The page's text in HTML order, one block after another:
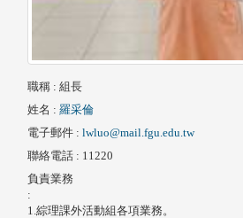
職稱 : 組長
姓名 : 羅采倫
電子郵件 : lwluo@mail.fgu.edu.tw
聯絡電話 : 11220
負責業務
:
1.綜理課外活動組各項業務。